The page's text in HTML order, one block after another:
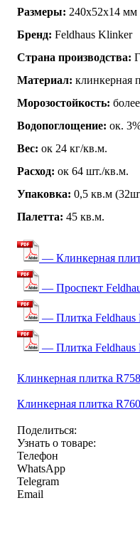
Размеры: 240x52x14 мм
Бренд: Feldhaus Klinker
Страна производства:
Материал: клинкерная
Морозостойкость:
Водопоглощение: ок.
Вес: ок 24 кг/кв.м.
Расход: ок 64 шт./кв.м.
Упаковка: 0,5 кв.м
Палетта: 45 кв.м.
— Клинкерная
— Проспект
— Плитка Feldhaus
— Плитка
Клинкерная плитка
Клинкерная плитка
Поделиться:
Узнать о товаре:
Телефон
WhatsApp
Telegram
Email